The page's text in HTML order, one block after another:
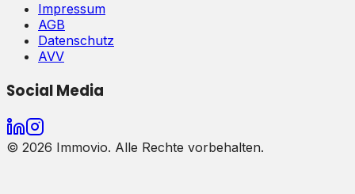
Impressum
AGB
Datenschutz
AVV
Social Media
© 2026 Immovio. Alle Rechte vorbehalten.